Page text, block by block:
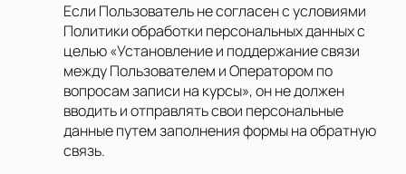
Если Пользователь не согласен с условиями
Политики обработки персональных данных с
целью «Установление и поддержание связи
между Пользователем и Оператором по
вопросам записи на курсы», он не должен
вводить и отправлять свои персональные
данные путем заполнения формы на обратную
связь.